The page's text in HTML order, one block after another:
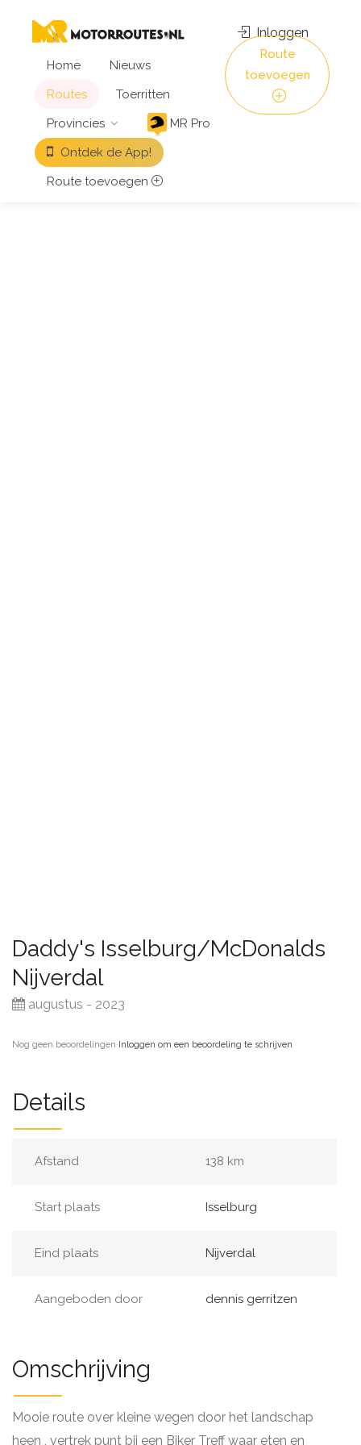
Home
Nieuws
Routes
Toerritten
Provincies
MR Pro
Ontdek de App!
Route toevoegen
Inloggen
Route
toevoegen
Daddy's Isselburg/McDonalds
Nijverdal
augustus - 2023
Nog geen beoordelingen·Inloggen om een beoordeling te schrijven
Details
Afstand 138 km
Start plaats Isselburg
Eind plaats Nijverdal
Aangeboden door dennis gerritzen
Omschrijving
Mooie route over kleine wegen door het landschap
heen , vertrek punt bij een Biker Treff waar eten en